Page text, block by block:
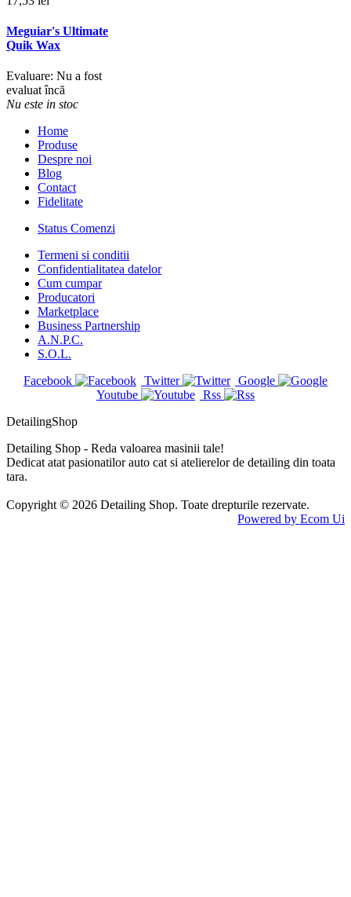
Meguiar's Ultimate
Quik Wax
Evaluare: Nu a fost
evaluat încă
Nu este in stoc
Home
Produse
Despre noi
Blog
Contact
Fidelitate
Status Comenzi
Termeni si conditii
Confidentialitatea datelor
Cum cumpar
Producatori
Marketplace
Business Partnership
A.N.P.C.
S.O.L.
Facebook
Twitter
Google
Youtube
Rss
DetailingShop
Detailing Shop - Reda valoarea masinii tale!
Dedicat atat pasionatilor auto cat si atelierelor de detailing din toata
tara.
Copyright © 2026 Detailing Shop. Toate drepturile rezervate.
Powered by Ecom Ui